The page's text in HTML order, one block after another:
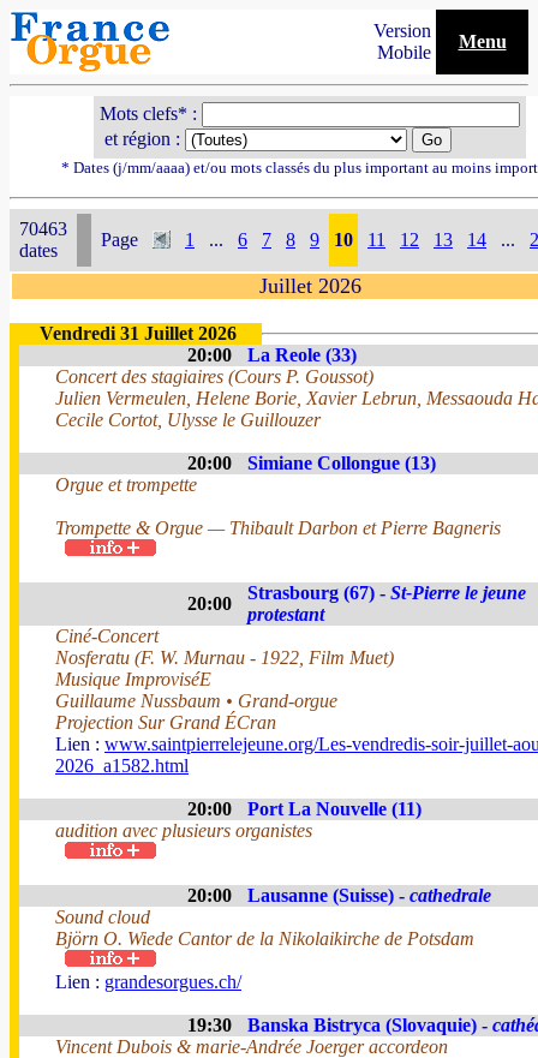
Version
Mobile
Menu
Mots clefs* :
et région :
* Dates (j/mm/aaaa) et/ou mots classés du plus important au moins
70463
dates
Page 1 ... 6 7 8 9 10 11 12 13 14 ...
Juillet 2026
Vendredi 31 Juillet 2026
20:00
La Reole (33)
Concert des stagiaires (Cours P. Goussot)
Julien Vermeulen, Helene Borie, Xavier Lebrun, Messaouda
Cecile Cortot, Ulysse le Guillouzer
20:00
Simiane Collongue (13)
Orgue et trompette
Trompette & Orgue — Thibault Darbon et Pierre Bagneris
20:00
Strasbourg (67) - St-Pierre le jeune
protestant
Ciné-Concert
Nosferatu (F. W. Murnau - 1922, Film Muet)
Musique ImproviséE
Guillaume Nussbaum • Grand-orgue
Projection Sur Grand ÉCran
Lien : www.saintpierrelejeune.org/Les-vendredis-soir-juillet-
2026_a1582.html
20:00
Port La Nouvelle (11)
audition avec plusieurs organistes
20:00 Lausanne (Suisse) - cathedrale
Sound cloud
Björn O. Wiede Cantor de la Nikolaikirche de Potsdam
Lien : grandesorgues.ch/
19:30 Banska Bistryca (Slovaquie) -
Vincent Dubois & marie-Andrée Joerger accordeon